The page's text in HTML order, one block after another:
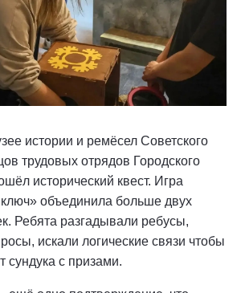
истории и ремёсел Советского
трудовых отрядов Городского
исторический квест. Игра
объединила больше двух
Ребята разгадывали ребусы,
искали логические связи чтобы
сундука с призами.